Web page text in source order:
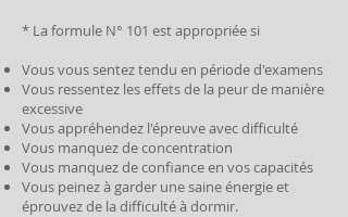
* La formule N° 101 est appropriée si
Vous vous sentez tendu en période d'examens
Vous ressentez les effets de la peur de manière
excessive
Vous appréhendez l'épreuve avec difficulté
Vous manquez de concentration
Vous manquez de confiance en vos capacités
Vous peinez à garder une saine énergie et
éprouvez de la difficulté à dormir.